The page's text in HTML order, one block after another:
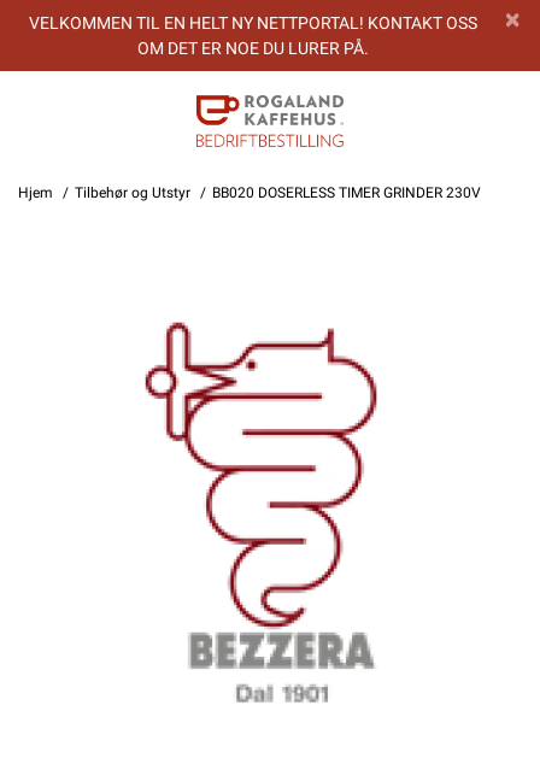
VELKOMMEN TIL EN HELT NY NETTPORTAL! KONTAKT OSS
OM DET ER NOE DU LURER PÅ.
Hjem Tilbehør og Utstyr BB020 DOSERLESS TIMER GRINDER 230V